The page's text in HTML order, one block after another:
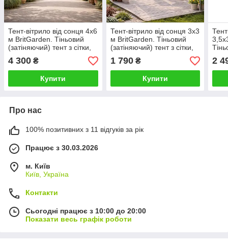
Тент-вітрило від сонця 4х6
м BritGarden. Тіньовий
(затіняючий) тент з сітки,
молоко. Тінь 95%
4 300 ₴
Купити
Тент-вітрило від сонця 3х3
м BritGarden. Тіньовий
(затіняючий) тент з сітки,
молоко. Тінь 95%
1 790₴
Купити
95%
2
Про нас
100% позитивних з 11 відгуків за рік
Працює з 30.03.2026
м. Київ
Київ, Україна
Контакти
Сьогодні працює з 10:00 до 20:00
Показати весь графік роботи